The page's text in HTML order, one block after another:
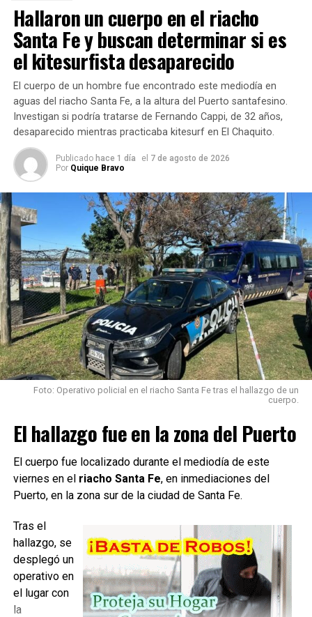
Diariouno.com.ar.
«Resulta
calle José
Vicente
Zapata se
pasajeros,
así que me
di vuelta, les pregunté a las 8 o 9 personas de quién era el
nene y me contestaron que n. era de nadie», admitió.
«Tuve que llamar a la policía y cuando llegaron me
felicitaron por lo rápido que había actuado», expresó.
Por último, afirmó: «Una de las señoras que estaba en el
micro me sacó la foto y me dijo que había reaccionado
muy rápido y muy bien, así que lo quería agradecer a
través de Facebook».
Fuente: Rosario 3
TEMAS RELACIONADOS:
SIGUIENTE
El frío se cobró una víctima fatal en Rosario
NO TE PIERDAS
Aumentan las tarifas de los peajes santafesinos
Hallaron un cuerpo en el riacho
Santa Fe y buscan determinar si es
el kitesurfista desaparecido
El cuerpo de un hombre fue encontrado este mediodía en
aguas del riacho Santa Fe, a la altura del Puerto santafesino.
Investigan si podría tratarse de Fernando Cappi, de 32 años,
desaparecido mientras practicaba kitesurf en El Chaquito.
Publicado hace 1 día el 7 de agosto de 2026
Por Quique Bravo
Foto: Operativo policial en el riacho Santa Fe tras el hallazgo de un
cuerpo.
El hallazgo fue en la zona del Puerto
El cuerpo fue localizado durante el mediodía de este
viernes en el riacho Santa Fe, en inmediaciones del
Puerto, en la zona sur de la ciudad de Santa Fe.
Tras el
hallazgo, se
desplegó un
operativo en
el lugar con
la